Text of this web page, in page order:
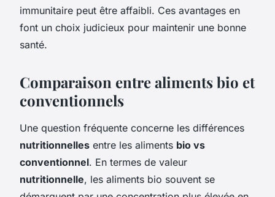
immunitaire peut être affaibli. Ces avantages en
font un choix judicieux pour maintenir une bonne
santé.
Comparaison entre aliments bio et
conventionnels
Une question fréquente concerne les différences
nutritionnelles entre les aliments bio vs
conventionnel. En termes de valeur
nutritionnelle, les aliments bio souvent se